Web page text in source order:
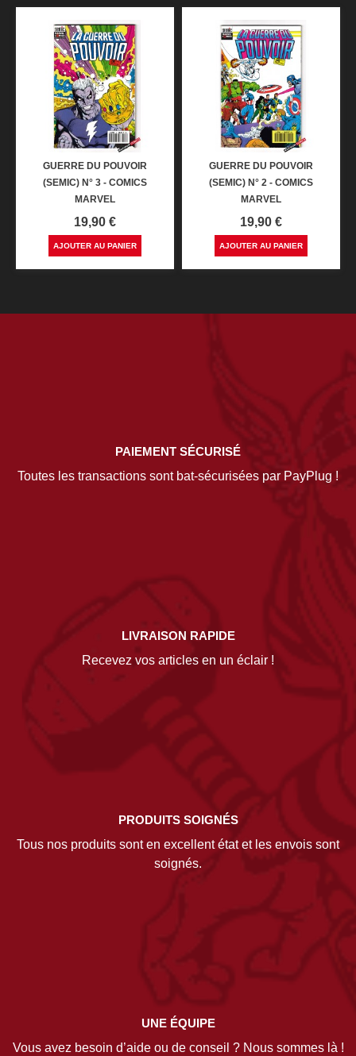
GUERRE DU POUVOIR
(SEMIC) N° 3 - COMICS
MARVEL
Prix
19,90 €
AJOUTER AU PANIER
GUERRE DU POUVOIR
(SEMIC) N° 2 - COMICS
MARVEL
Prix
19,90 €
AJOUTER AU PANIER
PAIEMENT SÉCURISÉ
Toutes les transactions sont bat-sécurisées par PayPlug !
LIVRAISON RAPIDE
Recevez vos articles en un éclair !
PRODUITS SOIGNÉS
Tous nos produits sont en excellent état et les envois sont
soignés.
UNE ÉQUIPE
Vous avez besoin d’aide ou de conseil ? Nous sommes là !